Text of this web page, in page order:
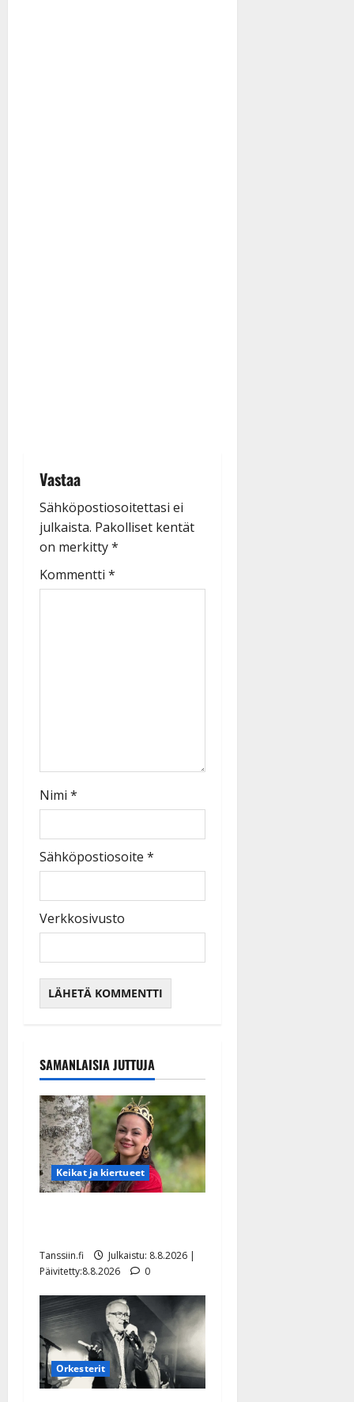
Vastaa
Sähköpostiosoitettasi ei
julkaista. Pakolliset kentät
on merkitty*
Kommentti *
Nimi *
Sähköpostiosoite *
Verkkosivusto
SAMANLAISIA JUTTUJA
Keikat ja kiertueet
Tanssiin.fi
Julkaistu: 8.8.2026 |
Päivitetty:8.8.2026
0
Orkesterit